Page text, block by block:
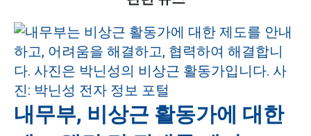
내무부, 비상근 활동가에 대한